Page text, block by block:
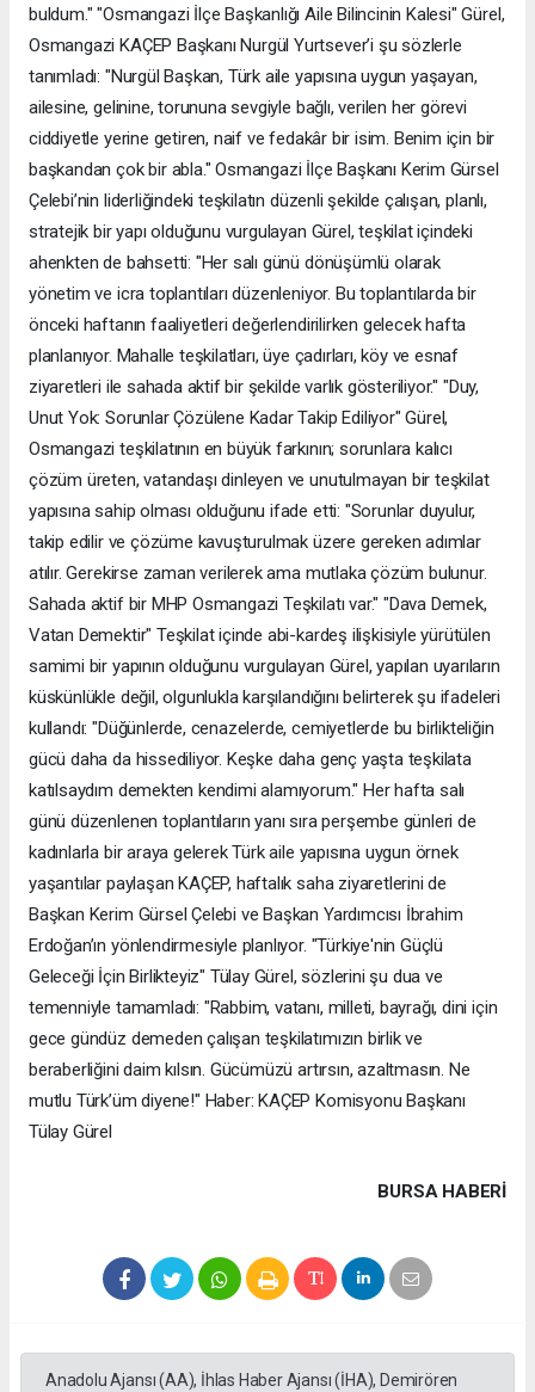
buldum." "Osmangazi İlçe Başkanlığı Aile Bilincinin Kalesi" Gürel,
Osmangazi KAÇEP Başkanı Nurgül Yurtsever’i şu sözlerle
tanımladı: "Nurgül Başkan, Türk aile yapısına uygun yaşayan,
ailesine, gelinine, torununa sevgiyle bağlı, verilen her görevi
ciddiyetle yerine getiren, naif ve fedakâr bir isim. Benim için bir
başkandan çok bir abla." Osmangazi İlçe Başkanı Kerim Gürsel
Çelebi’nin liderliğindeki teşkilatın düzenli şekilde çalışan, planlı,
stratejik bir yapı olduğunu vurgulayan Gürel, teşkilat içindeki
ahenkten de bahsetti: "Her salı günü dönüşümlü olarak
yönetim ve icra toplantıları düzenleniyor. Bu toplantılarda bir
önceki haftanın faaliyetleri değerlendirilirken gelecek hafta
planlanıyor. Mahalle teşkilatları, üye çadırları, köy ve esnaf
ziyaretleri ile sahada aktif bir şekilde varlık gösteriliyor." "Duy,
Unut Yok: Sorunlar Çözülene Kadar Takip Ediliyor" Gürel,
Osmangazi teşkilatının en büyük farkının; sorunlara kalıcı
çözüm üreten, vatandaşı dinleyen ve unutulmayan bir teşkilat
yapısına sahip olması olduğunu ifade etti: "Sorunlar duyulur,
takip edilir ve çözüme kavuşturulmak üzere gereken adımlar
atılır. Gerekirse zaman verilerek ama mutlaka çözüm bulunur.
Sahada aktif bir MHP Osmangazi Teşkilatı var." "Dava Demek,
Vatan Demektir" Teşkilat içinde abi-kardeş ilişkisiyle yürütülen
samimi bir yapının olduğunu vurgulayan Gürel, yapılan uyarıların
küskünlükle değil, olgunlukla karşılandığını belirterek şu ifadeleri
kullandı: "Düğünlerde, cenazelerde, cemiyetlerde bu birlikteliğin
gücü daha da hissediliyor. Keşke daha genç yaşta teşkilata
katılsaydım demekten kendimi alamıyorum." Her hafta salı
günü düzenlenen toplantıların yanı sıra perşembe günleri de
kadınlarla bir araya gelerek Türk aile yapısına uygun örnek
yaşantılar paylaşan KAÇEP, haftalık saha ziyaretlerini de
Başkan Kerim Gürsel Çelebi ve Başkan Yardımcısı İbrahim
Erdoğan’ın yönlendirmesiyle planlıyor. "Türkiye'nin Güçlü
Geleceği İçin Birlikteyiz" Tülay Gürel, sözlerini şu dua ve
temenniyle tamamladı: "Rabbim, vatanı, milleti, bayrağı, dini için
gece gündüz demeden çalışan teşkilatımızın birlik ve
beraberliğini daim kılsın. Gücümüzü artırsın, azaltmasın. Ne
mutlu Türk’üm diyene!" Haber: KAÇEP Komisyonu Başkanı
Tülay Gürel
BURSA HABERİ
Anadolu Ajansı (AA), İhlas Haber Ajansı (İHA), Demirören